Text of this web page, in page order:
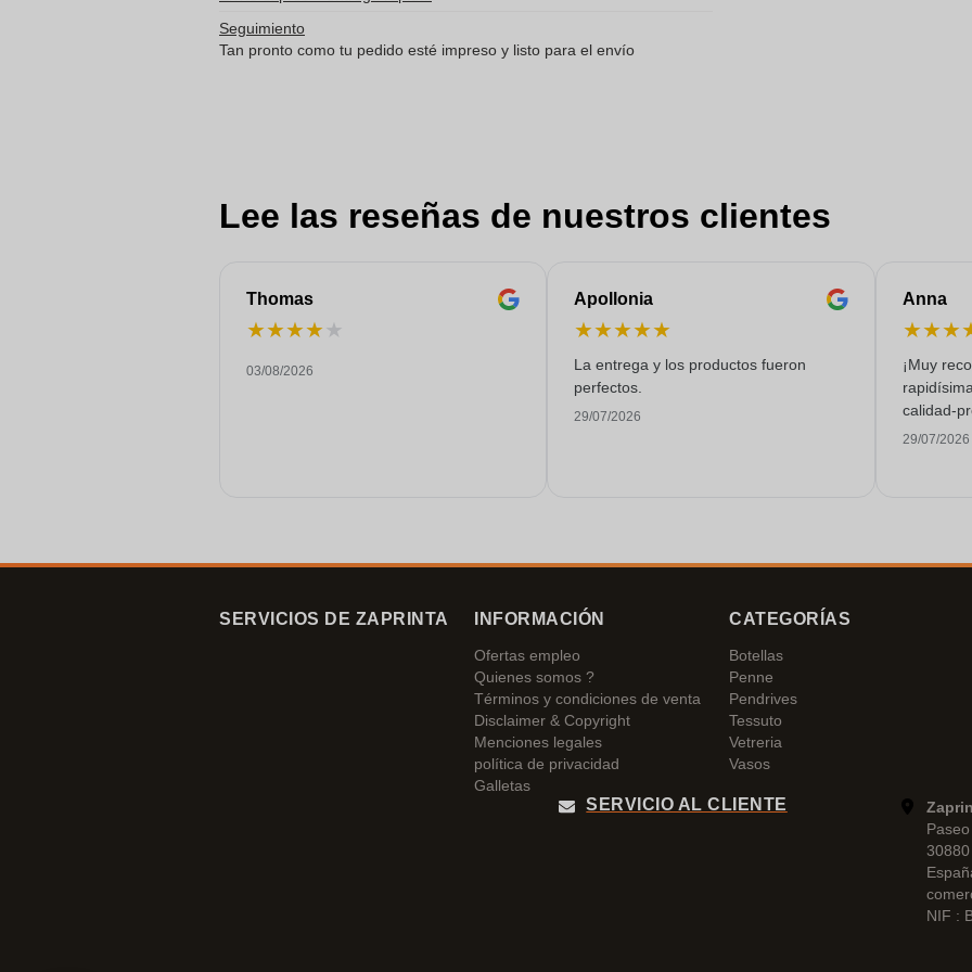
Seguimiento
Tan pronto como tu pedido esté impreso y listo para el envío
Lee las reseñas de nuestros clientes
Thomas
★★★★★
03/08/2026
Apollonia
★★★★★
La entrega y los productos fueron
perfectos.
29/07/2026
Anna
★★★
¡Muy
calidad-
29/07/2026
SERVICIOS DE ZAPRINTA INFORMACIÓN
Ofertas empleo
Quienes somos ?
Términos y condiciones de venta
Disclaimer & Copyright
Menciones legales
política de privacidad
Galletas
CATEGORÍAS
Botellas
Penne
Pendrives
Tessuto
Vetreria
Vasos
SERVICIO AL CLIENTE
NIF :